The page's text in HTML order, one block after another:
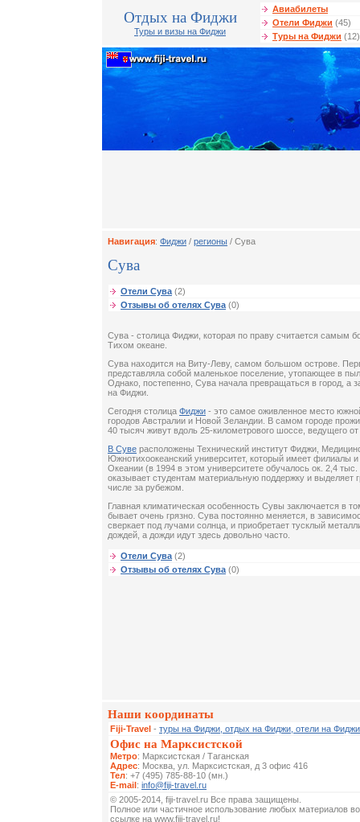
Отдых на Фиджи
Туры и визы на Фиджи
Авиабилеты
Отели Фиджи (45)
Туры на Фиджи (12)
Навигация: Фиджи / регионы / Сува
Сува
Отели Сува(2)
Отзывы об отелях Сува(0)
Сува - столица Фиджи, которая по праву считается самым
Тихом океане.
Сува находится на Виту-Леву, самом большом острове.
представляла собой маленькое поселение, утопающее в
Однако, постепенно, Сува начала превращаться в город, а
на Фиджи.
Сегодня столица Фиджи - это самое оживленное место
городов Австралии и Новой Зеландии. В самом городе
40 тысяч живут вдоль 25-километрового шоссе, ведущего
В Суве расположены Технический институт Фиджи,
Южнотихоокеанский университет, который имеет филиалы и
Океании (в 1994 в этом университете обучалось ок. 2,4
оказывает студентам материальную поддержку и выделяет
числе за рубежом.
Главная климатическая особенность Сувы заключается в
бывает очень грязно. Сува постоянно меняется, в
сверкает под лучами солнца, и приобретает тусклый
дождей, а дожди идут здесь довольно часто.
Отели Сува(2)
Отзывы об отелях Сува(0)
Наши координаты
Fiji-Travel - туры на Фиджи, отдых на Фиджи, отели на
Офис на Марксистской
Метро: Марксистская / Таганская
Адрес: Москва, ул. Марксистская, д 3 офис 416
Тел: +7 (495) 785-88-10 (мн.)
E-mail: info@fiji-travel.ru
© 2005-2014, fiji-travel.ru Все права защищены.
Полное или частичное использование любых материалов
ссылке на www.fiji-travel.ru!